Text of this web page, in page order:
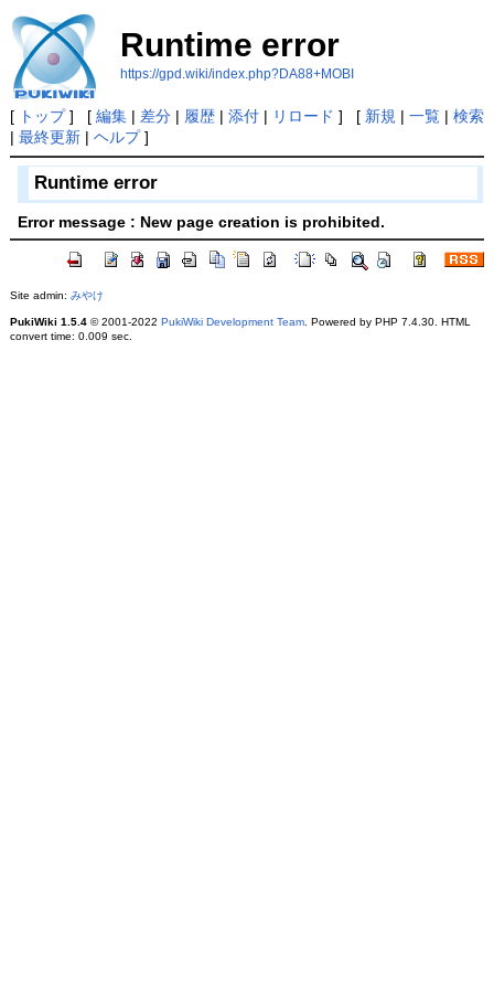
Runtime error
https://gpd.wiki/index.php?DA88+MOBI
[ トップ] [ 編集| 差分| 履歴| 添付| リロード ] [ 新規 | 一覧| 検索
| 最終更新| ヘルプ]
Runtime error
Error message : New page creation is prohibited.
Site admin: みやけ
PukiWiki 1.5.4© 2001-2022 PukiWiki Development Team. Powered by PHP 7.4.30. HTML
convert time: 0.009 sec.